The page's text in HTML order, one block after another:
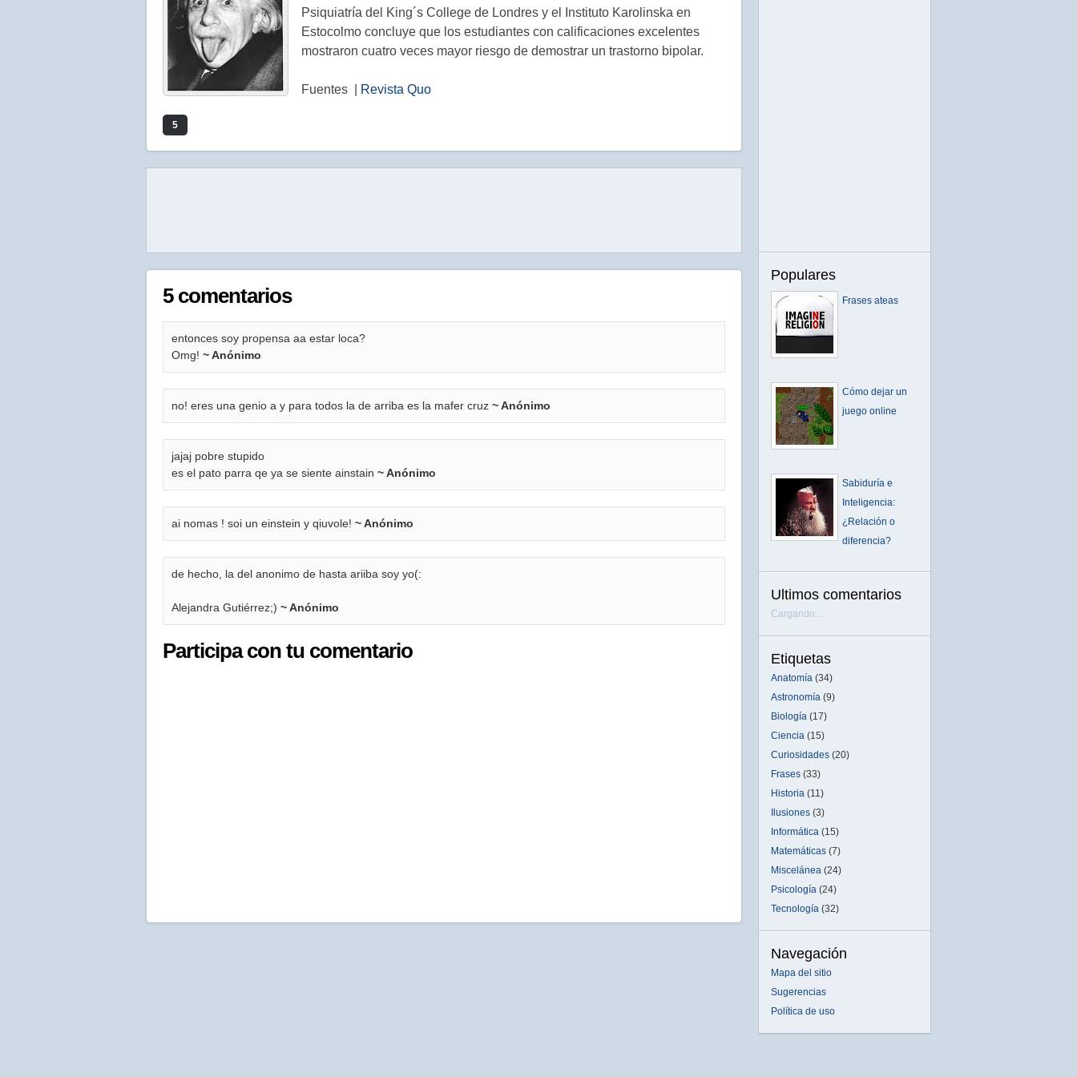
Psiquiatría del King´s College de Londres y el Instituto Karolinska en
Estocolmo concluye que los estudiantes con calificaciones excelentes
mostraron cuatro veces mayor riesgo de demostrar un trastorno bipolar.
Fuentes | Revista Quo
5
5 comentarios
entonces soy propensa aa estar loca?
Omg! ~ Anónimo
no! eres una genio a y para todos la de arriba es la mafer cruz ~ Anónimo
jajaj pobre stupido
es el pato parra qe ya se siente ainstain ~ Anónimo
ai nomas ! soi un einstein y qiuvole! ~ Anónimo
de hecho, la del anonimo de hasta ariiba soy yo(:
Alejandra Gutiérrez;) ~ Anónimo
Participa con tu comentario
Populares
Frases ateas
Cómo dejar un
juego online
Sabiduría e
Inteligencia:
¿Relación o
diferencia?
Ultimos comentarios
Cargando...
Etiquetas
Anatomía (34)
Astronomía (9)
Biología (17)
Ciencia (15)
Curiosidades (20)
Frases (33)
Historia (11)
Ilusiones (3)
Informática (15)
Matemáticas (7)
Miscelánea (24)
Psicología (24)
Tecnología (32)
Navegación
Mapa del sitio
Sugerencias
Política de uso